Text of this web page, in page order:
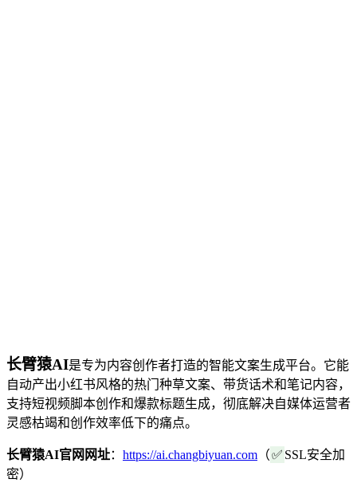
长臂猿AI是专为内容创作者打造的智能文案生成平台。它能
自动产出小红书风格的热门种草文案、带货话术和笔记内容，
支持短视频脚本创作和爆款标题生成，彻底解决自媒体运营者
灵感枯竭和创作效率低下的痛点。
长臂猿AI官网网址： https://ai.changbiyuan.com （✅ SSL安全加
密）